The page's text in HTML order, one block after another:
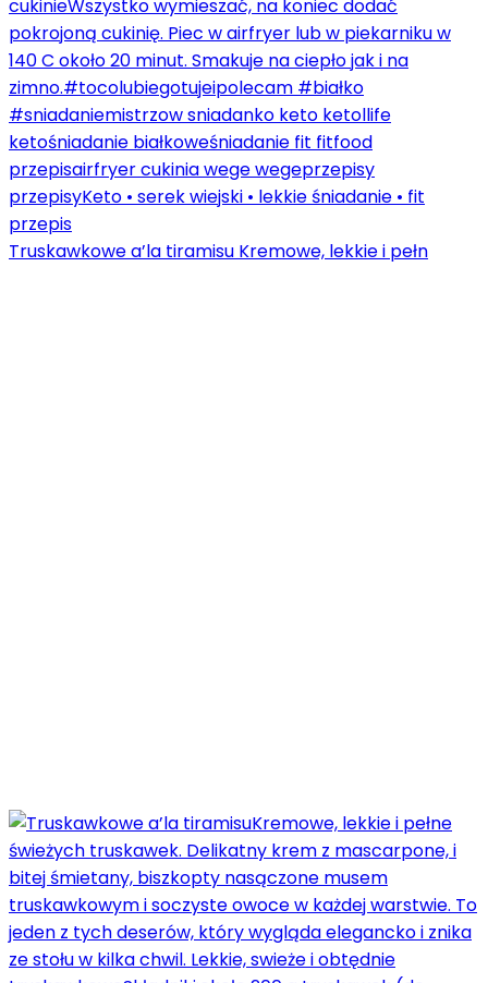
Truskawkowe a’la tiramisu Kremowe, lekkie i pełn